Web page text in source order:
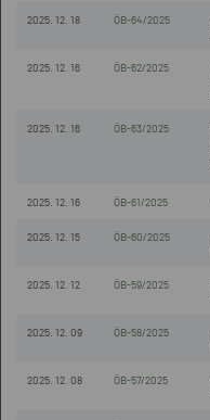
2025. 12. 18 ÖB-64/2025
2025. 12. 16 ÖB-62/2025
2025. 12. 16 ÖB-63/2025
2025. 12. 16 ÖB-61/2025
2025. 12. 15 ÖB-60/2025
2025. 12. 12 ÖB-59/2025
2025. 12. 09 ÖB-58/2025
2025. 12. 08 ÖB-57/2025